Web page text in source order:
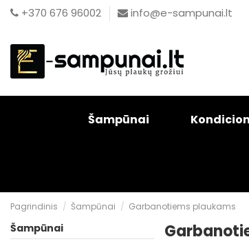
+370 676 96002 info@e-sampunai.lt
Šampūnai
Pagrindinis Šampūnai Garbanotiems plaukams
Šampūnai